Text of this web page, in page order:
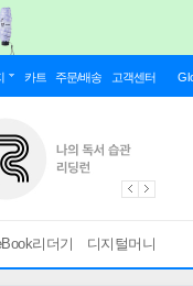
카트 주문/배송 고객센터
리더기 디지털머니